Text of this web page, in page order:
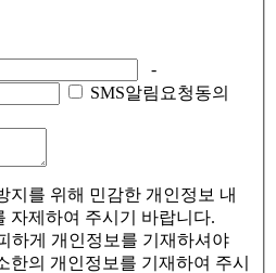
-
SMS알림요청동의
지를 위해 민감한 개인정보 내
자제하여 주시기 바랍니다.
하게 개인정보를 기재하셔야
한의 개인정보를 기재하여 주시